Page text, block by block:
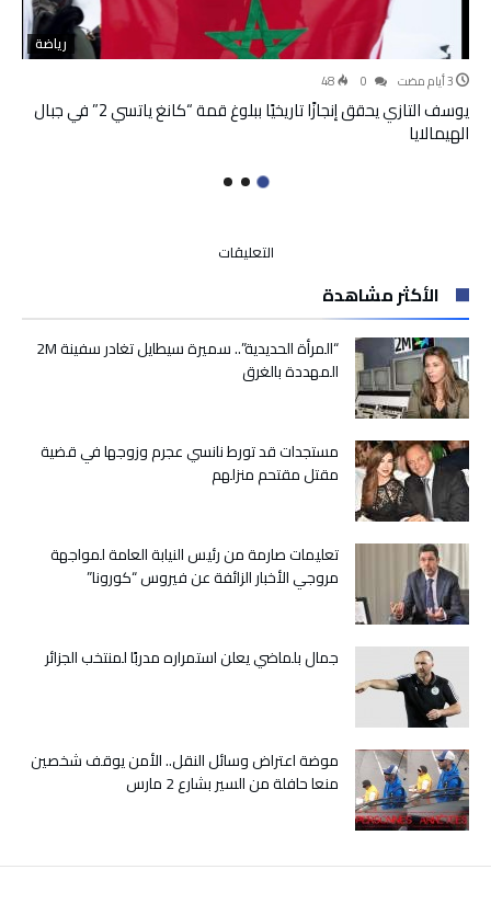
رياضة
48
يوسف التازي يحقق إنجازًا تاريخيًا ببلوغ قمة “كانغ ياتسي 2” في جبال
الهيمالايا
التعليقات
تنفي
ادعاءات
حول
في
صفوف
الأكثر مشاهدة
“المرأة الحديدية”.. سميرة سيطايل تغادر سفينة 2M
المهددة بالغرق
مستجدات قد تورط نانسي عجرم وزوجها في قضية
مقتل مقتحم منزلهم
تعليمات صارمة من رئيس النيابة العامة لمواجهة
مروجي الأخبار الزائفة عن فيروس “كورونا”
جمال بلماضي يعلن استمراره مدربًا لمنتخب الجزائر
موضة اعتراض وسائل النقل.. الأمن يوقف شخصين
منعا حافلة من السير بشارع 2 مارس